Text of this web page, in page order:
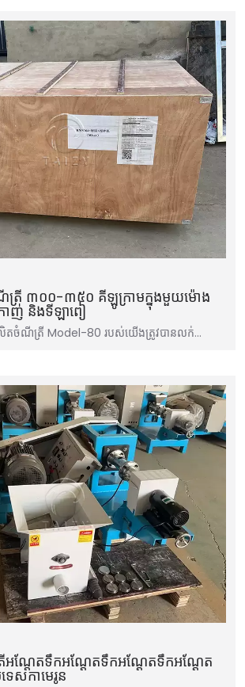
រី ៣០០-៣៥០ គីឡូក្រាមក្នុងមួយម៉ោង
ាញ់ និងទីឡាពៀ
តចំណីត្រី Model-80 របស់យើងត្រូវបានលក់…
អណ្តែតទឹកអណ្តែតទឹកអណ្តែតទឹកអណ្តែត
សកាមេរូន